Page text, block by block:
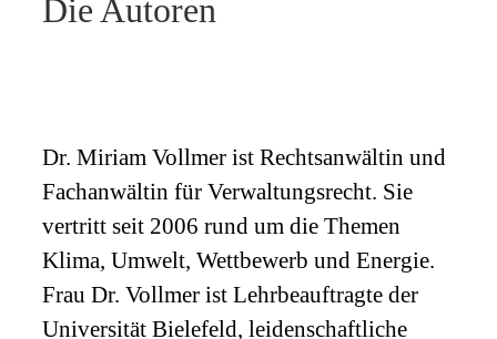
Die Autoren
Dr. Miriam Vollmer ist Rechtsanwältin und
Fachanwältin für Verwaltungsrecht. Sie
vertritt seit 2006 rund um die Themen
Klima, Umwelt, Wettbewerb und Energie.
Frau Dr. Vollmer ist Lehrbeauftragte der
Universität Bielefeld, leidenschaftliche